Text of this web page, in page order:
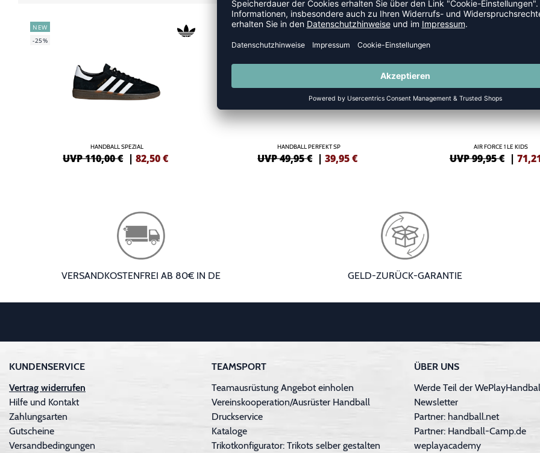
NEW
-25%
HANDBALL SPEZIAL
UVP 110,00 € |82,50€
NEW
HANDBALL PERFEKT SP
UVP 49,95 € |39,95€
-29%
AIR FORCE 1 LE KIDS
UVP 99,95 € |
VERSANDKOSTENFREI AB 80€ IN DE GELD-ZURÜCK-GARANTIE
KUNDENSERVICE
Vertrag widerrufen
Hilfe und Kontakt
Zahlungsarten
Gutscheine
Versandbedingungen
TEAMSPORT
Teamausrüstung Angebot einholen
Vereinskooperation/Ausrüster Handball
Druckservice
Kataloge
Trikotkonfigurator: Trikots selber gestalten
ÜBER UNS
Werde Teil der
Newsletter
Partner: handball.net
Partner: Handball-Camp.de
weplayacademy